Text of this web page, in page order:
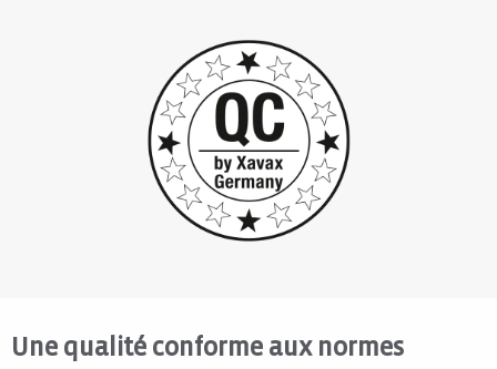
Une qualité conforme aux normes